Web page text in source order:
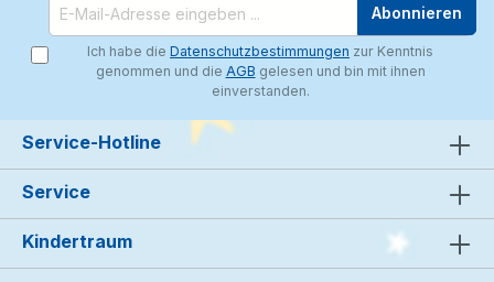
Abonnieren
Ich habe die Datenschutzbestimmungen zur Kenntnis
genommen und die AGB gelesen und bin mit ihnen
einverstanden.
Service-Hotline
Service
Kindertraum